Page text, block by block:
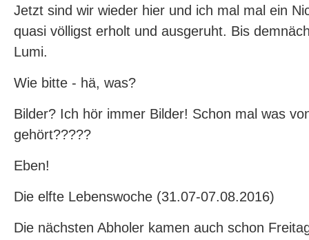
Jetzt sind wir wieder hier und ich mal mal ein
quasi völligst erholt und ausgeruht. Bis
Lumi.
Wie bitte - hä, was?
Bilder? Ich hör immer Bilder! Schon mal was
gehört?????
Eben!
Die elfte Lebenswoche (31.07-07.08.2016)
Die nächsten Abholer kamen auch schon